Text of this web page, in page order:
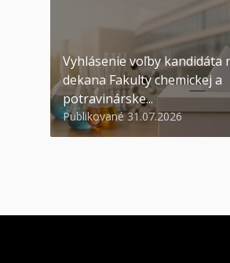
Vyhlásenie voľby kandidáta
dekana Fakulty chemickej a
potravinárske...
Publikované 31.07.2026